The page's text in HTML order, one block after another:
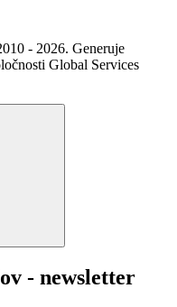
- 2026. Generuje
Global Services
- newsletter